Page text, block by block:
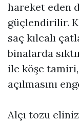
hareket eden
güçlendirilir.
saç kılcalı
binalarda
ile köşe
açılmasını
Alçı tozu